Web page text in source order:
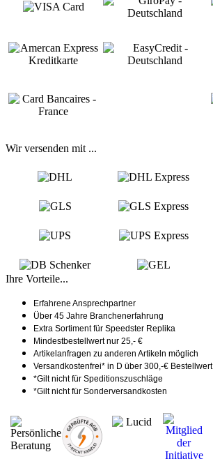
Wir versenden mit ...
Ihre Vorteile...
Erfahrene Ansprechpartner
Über 45 Jahre Branchenerfahrung
Extra Sortiment für Speedster Replika
Mindestbestellwert nur 25,- €
Artikelanfragen zu anderen Artikeln möglich
Versandkostenfrei* in D über 300,-€ Bestellwert
*Gilt nicht für Speditionszuschläge
*Gilt nicht für Sonderversandkosten